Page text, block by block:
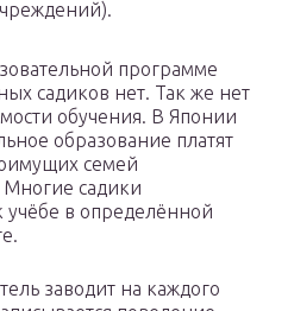
программе
садиков нет. Так же нет
обучения. В Японии
образование платят
семей
садики
учёбе в определённой
заводит на каждого